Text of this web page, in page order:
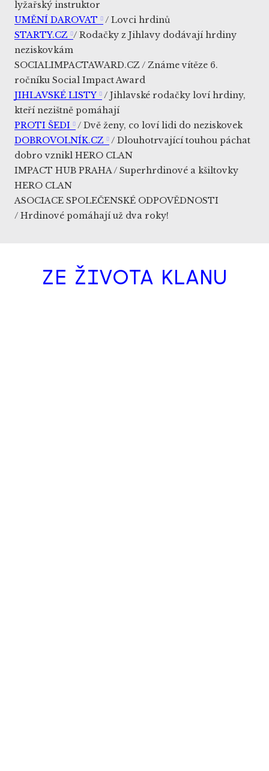
lyžařský instruktor
UMĚNÍ DAROVAT
/ Lovci hrdinů
STARTY.CZ / Rodačky z Jihlavy dodávají hrdiny
neziskovkám
SOCIALIMPACTAWARD.CZ / Známe vítěze 6.
ročníku Social Impact Award
JIHLAVSKÉ LISTY
/ Jihlavské rodačky loví hrdiny,
kteří nezištně pomáhají
PROTI ŠEDI
/ Dvě ženy, co loví lidi do neziskovek
DOBROVOLNÍK.CZ
/ Dlouhotrvající touhou páchat
dobro vznikl HERO CLAN
IMPACT HUB PRAHA / Superhrdinové a kšiltovky
HERO CLAN
ASOCIACE SPOLEČENSKÉ ODPOVĚDNOSTI
/ Hrdinové pomáhají už dva roky!
ZE ŽIVOTA KLANU